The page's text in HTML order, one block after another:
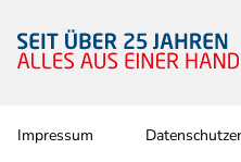
Impressum